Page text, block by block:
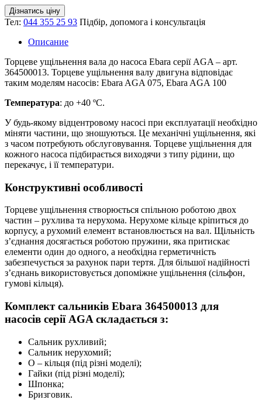
Дізнатись ціну
Тел: 044 355 25 93 Підбір, допомога і консультація
Описание
Торцеве ущільнення вала до насоса Ebara серії AGA – арт.
364500013. Торцеве ущільнення валу двигуна відповідає
таким моделям насосів: Ebara AGA 075, Ebara AGA 100
Температура: до +40 ºС.
У будь-якому відцентровому насосі при експлуатації необхідно
міняти частини, що зношуються. Це механічні ущільнення, які
з часом потребують обслуговування. Торцеве ущільнення для
кожного насоса підбирається виходячи з типу рідини, що
перекачує, і її температури.
Конструктивні особливості
Торцеве ущільнення створюється спільною роботою двох
частин – рухлива та нерухома. Нерухоме кільце кріпиться до
корпусу, а рухомий елемент встановлюється на вал. Щільність
з’єднання досягається роботою пружини, яка притискає
елементи один до одного, а необхідна герметичність
забезпечується за рахунок пари тертя. Для більшої надійності
з’єднань використовується допоміжне ущільнення (сільфон,
гумові кільця).
Комплект сальників Ebara 364500013 для
насосів серії AGA складається з:
Сальник рухливий;
Сальник нерухомий;
О – кільця (під різні моделі);
Гайки (під різні моделі);
Шпонка;
Бризговик.